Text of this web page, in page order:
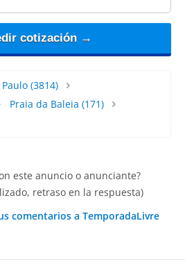
cotización →
Paulo(3814)
Praia da Baleia (171)
este anuncio o anunciante?
retraso en la respuesta)
comentarios a TemporadaLivre